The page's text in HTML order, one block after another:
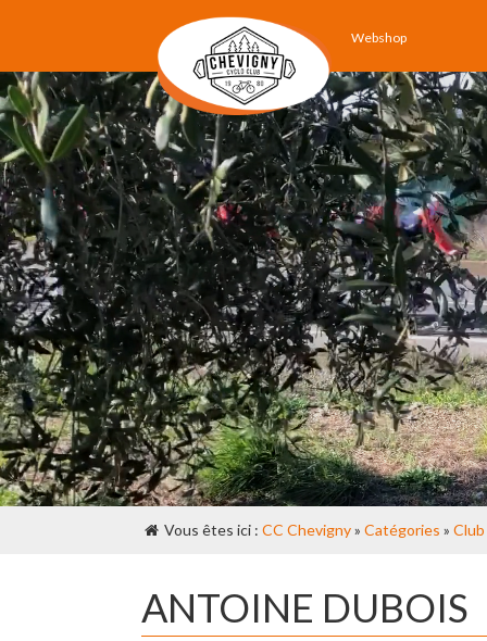
Webshop
Vous êtes ici : CC Chevigny» Catégories » Club
ANTOINE DUBOIS